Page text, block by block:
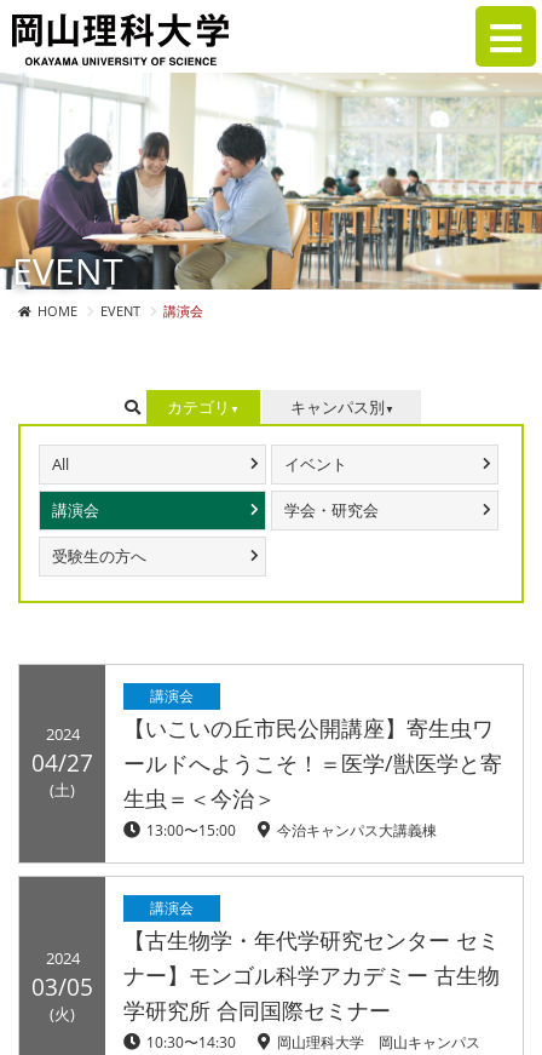
EVENT
HOME EVENT 講演会
カテゴリ キャンパス別
All イベント
講演会 学会・研究会
受験生の方へ
2024
04/27
(土)
講演会
【いこいの丘市民公開講座】寄生虫ワ
ールドへようこそ！＝医学/獣医学と寄
生虫＝＜今治＞
13:00〜15:00 今治キャンパス大講義棟
2024
03/05
(火)
講演会
【古生物学・年代学研究センター セミ
ナー】モンゴル科学アカデミー 古生物
学研究所 合同国際セミナー
10:30〜14:30
岡山理科大学 岡山キャンパス